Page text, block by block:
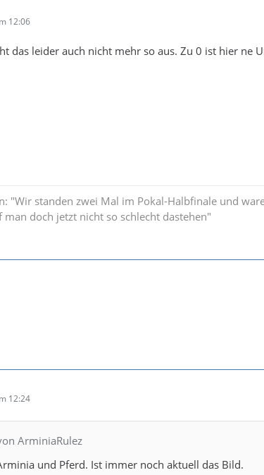
12:06
das leider auch nicht mehr so aus. Zu 0 ist hier ne
"Wir standen zwei Mal im Pokal-Halbfinale und
man doch jetzt nicht so schlecht dastehen"
12:24
ArminiaRulez
und Pferd. Ist immer noch aktuell das Bild.